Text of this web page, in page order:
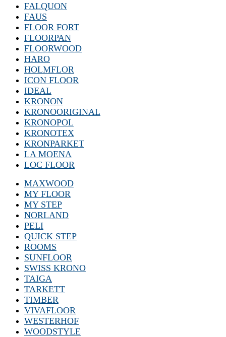
FALQUON
FAUS
FLOOR FORT
FLOORPAN
FLOORWOOD
HARO
HOLMFLOR
ICON FLOOR
IDEAL
KRONON
KRONOORIGINAL
KRONOPOL
KRONOTEX
KRONPARKET
LA MOENA
LOC FLOOR
MAXWOOD
MY FLOOR
MY STEP
NORLAND
PELI
QUICK STEP
ROOMS
SUNFLOOR
SWISS KRONO
TAIGA
TARKETT
TIMBER
VIVAFLOOR
WESTERHOF
WOODSTYLE